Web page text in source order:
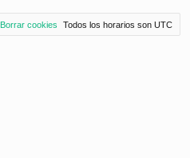
Todos los horarios son UTC
Borrar cookies